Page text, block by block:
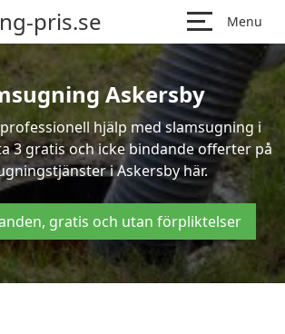
pris.se Menu
Askersby
hjälp med slamsugning i
3 gratis och icke bindande offerter på
i Askersby här.
gratis och utan förpliktelser